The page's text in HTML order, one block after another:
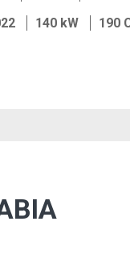
140 kW 190